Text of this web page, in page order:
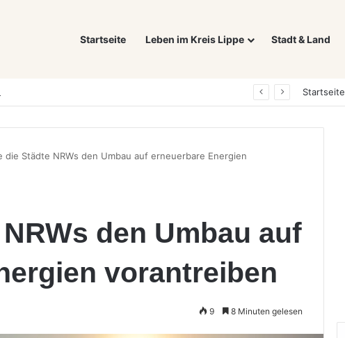
Startseite Leben im Kreis Lippe Stadt & Land
Startseite
die Städte NRWs den Umbau auf erneuerbare Energien
den Umbau auf
vorantreiben
9 8 Minuten gelesen